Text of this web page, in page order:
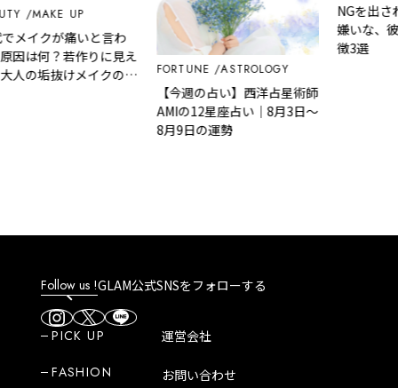
MAKE UP
イクが痛いと言わ
は何？若作りに見え
の垢抜けメイクの正
FORTUNE ASTROLOGY
【今週の占い】西洋占星術師
AMIの12星座占い｜8月3日～
8月9日の運勢
NGを出さ
嫌いな、彼
徴3選
Follow us !GLAM公式SNSをフォローする
PICK UP
FASHION
運営会社
お問い合わせ